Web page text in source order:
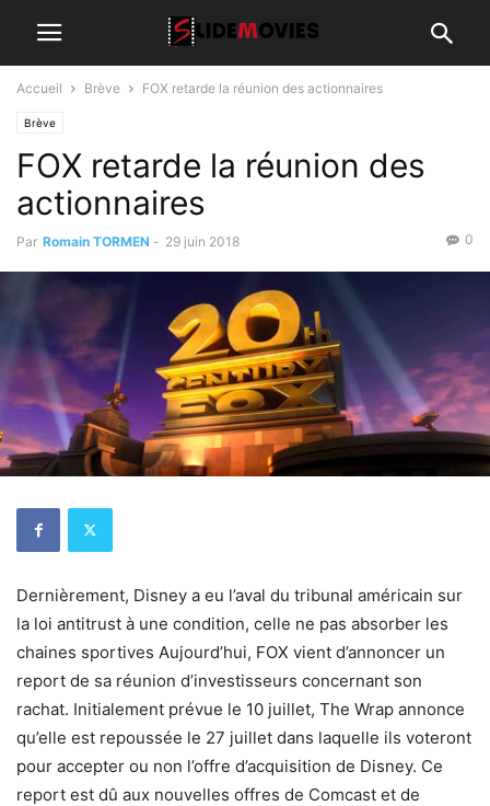
Accueil Brève FOX retarde la réunion des actionnaires
Brève
FOX retarde la réunion des
actionnaires
Par Romain TORMEN - 29 juin 2018 0
Dernièrement, Disney a eu l’aval du tribunal américain sur
la loi antitrust à une condition, celle ne pas absorber les
chaines sportives Aujourd’hui, FOX vient d’annoncer un
report de sa réunion d’investisseurs concernant son
rachat. Initialement prévue le 10 juillet, The Wrap annonce
qu’elle est repoussée le 27 juillet dans laquelle ils voteront
pour accepter ou non l’offre d’acquisition de Disney. Ce
report est dû aux nouvelles offres de Comcast et de